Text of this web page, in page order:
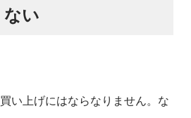
い
い上げにはならなりません。な